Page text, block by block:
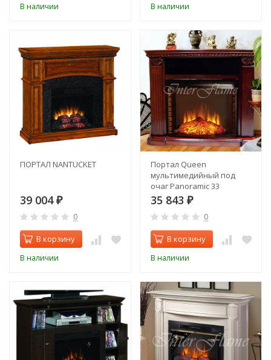
В наличии В наличии
ПОРТАЛ NANTUCKET
39 004 ₽
0
В корзину
В наличии
Портал Queen
мультимедийный под
очаг Panoramic 33
35 843 ₽
0
В корзину
В наличии